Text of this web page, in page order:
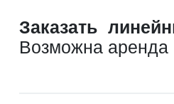
Заказать
Возможна аренда